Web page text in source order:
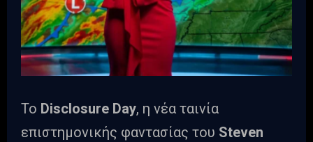
Το Disclosure Day, η νέα ταινία
επιστημονικής φαντασίας του Steven